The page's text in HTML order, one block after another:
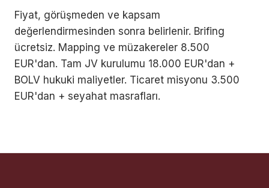
Fiyat, görüşmeden ve kapsam
değerlendirmesinden sonra belirlenir. Brifing
ücretsiz. Mapping ve müzakereler 8.500
EUR'dan. Tam JV kurulumu 18.000 EUR'dan +
BOLV hukuki maliyetler. Ticaret misyonu 3.500
EUR'dan + seyahat masrafları.